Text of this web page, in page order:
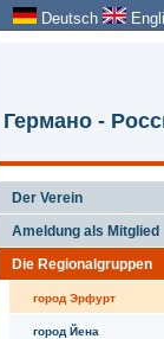
Deutsch
Германо -
Der Verein
Ameldung als Mitglied
Die Regionalgruppen
город Эрфурт
город Йена